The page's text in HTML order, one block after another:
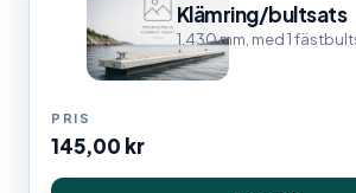
Klämring/bultsats
1.430 mm, med 1
145,00 kr